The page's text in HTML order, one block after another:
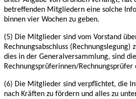
betreffenden Mitgliedern eine solche
binnen vier Wochen zu geben.
(5) Die Mitglieder sind vom Vorstand
Rechnungsabschluss (Rechnungslegung)
dies in der Generalversammlung, sind die
Rechnungsprüferinnen/Rechnungsprüfer
(6) Die Mitglieder sind verpflichtet, die
nach Kräften zu fördern und alles zu